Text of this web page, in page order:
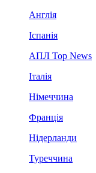
Англія
Іспанія
АПЛ Top News
Італія
Німеччина
Франція
Нідерланди
Туреччина